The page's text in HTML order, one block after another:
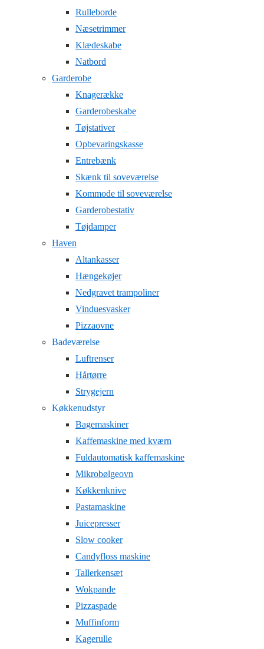
Rulleborde
Næsetrimmer
Klædeskabe
Natbord
Garderobe
Knagerække
Garderobeskabe
Tøjstativer
Opbevaringskasse
Entrebænk
Skænk til soveværelse
Kommode til soveværelse
Garderobestativ
Tøjdamper
Haven
Altankasser
Hængekøjer
Nedgravet trampoliner
Vinduesvasker
Pizzaovne
Badeværelse
Luftrenser
Hårtørre
Strygejern
Køkkenudstyr
Bagemaskiner
Kaffemaskine med kværn
Fuldautomatisk kaffemaskine
Mikrobølgeovn
Køkkenknive
Pastamaskine
Juicepresser
Slow cooker
Candyfloss maskine
Tallerkensæt
Wokpande
Pizzaspade
Muffinform
Kagerulle